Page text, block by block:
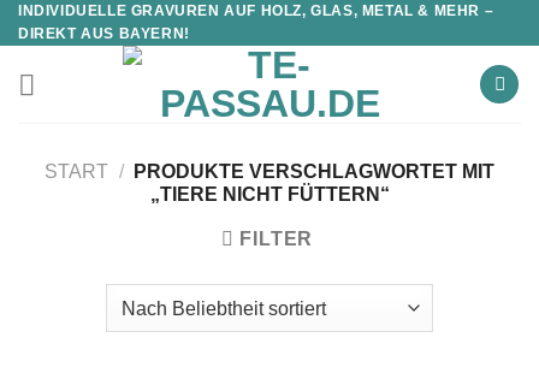
INDIVIDUELLE GRAVUREN AUF HOLZ, GLAS, METAL & MEHR –
DIREKT AUS BAYERN!
START /
PRODUKTE VERSCHLAGWORTET MIT
„TIERE NICHT FÜTTERN“
FILTER